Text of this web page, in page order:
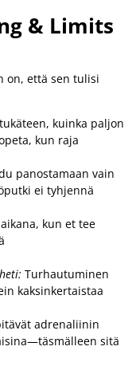
& Limits
on, että sen tulisi
kuinka paljon
kun raja
panostamaan vain
ei tyhjennä
kun et tee
Turhautuminen
kaksinkertaistaa
adrenaliinin
sitä